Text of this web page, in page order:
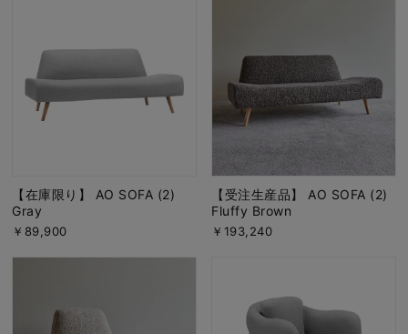
【在庫限り】 AO SOFA (2)
Gray
￥89,900
【受注生産品】 AO SOFA (2)
Fluffy Brown
￥193,240